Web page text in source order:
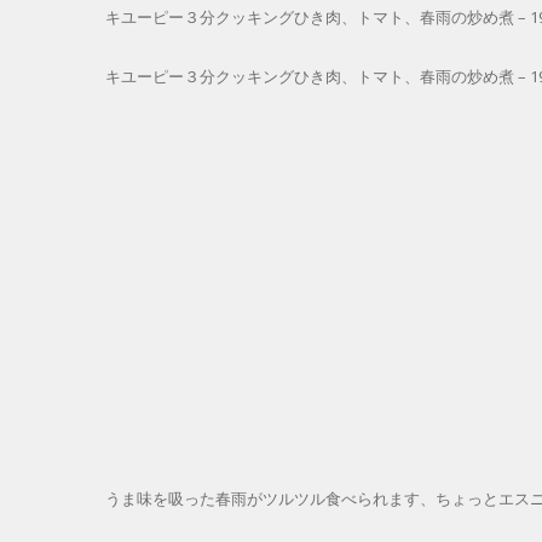
キユーピー３分クッキングひき肉、トマト、春雨の炒め煮 –
キユーピー３分クッキングひき肉、トマト、春雨の炒め煮 –
うま味を吸った春雨がツルツル食べられます、ちょっとエス